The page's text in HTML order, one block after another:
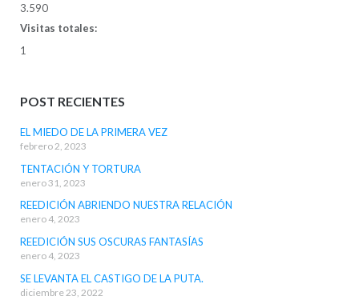
3.590
Visitas totales:
1
POST RECIENTES
EL MIEDO DE LA PRIMERA VEZ
febrero 2, 2023
TENTACIÓN Y TORTURA
enero 31, 2023
REEDICIÓN ABRIENDO NUESTRA RELACIÓN
enero 4, 2023
REEDICIÓN SUS OSCURAS FANTASÍAS
enero 4, 2023
SE LEVANTA EL CASTIGO DE LA PUTA.
diciembre 23, 2022